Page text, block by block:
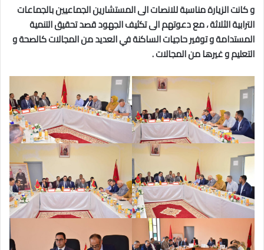
و كانت الزيارة مناسبة للانصات الى المستشارين الجماعيين بالجماعات
الترابية الثلاثة ، مع دعوتهم الى تكثيف الجهود قصد تحقيق التنمية
المستدامة و توفير حاجيات الساكنة في العديد من المجالات كالصحة و
التعليم و غيرها من المجالات .